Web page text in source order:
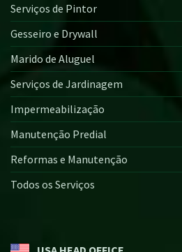
Serviços de Pintor
Gesseiro e Drywall
Marido de Aluguel
Serviços de Jardinagem
Impermeabilização
Manutenção Predial
Reformas e Manutenção
Todos os Serviços